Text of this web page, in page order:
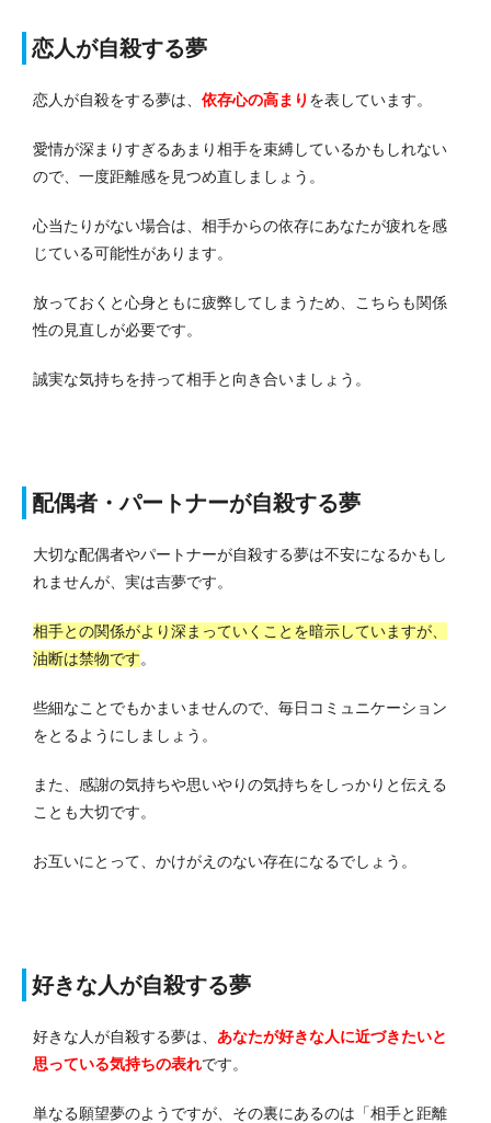
恋人が自殺する夢
恋人が自殺をする夢は、 依存心の高まり を表しています。
愛情が深まりすぎるあまり相手を束縛しているかもしれない
ので、一度距離感を見つめ直しましょう。
心当たりがない場合は、相手からの依存にあなたが疲れを感
じている可能性があります。
放っておくと心身ともに疲弊してしまうため、こちらも関係
性の見直しが必要です。
誠実な気持ちを持って相手と向き合いましょう。
配偶者・パートナーが自殺する夢
大切な配偶者やパートナーが自殺する夢は不安になるかもし
れませんが、実は吉夢です。
相手との関係がより深まっていくことを暗示していますが、
油断は禁物です。
些細なことでもかまいませんので、毎日コミュニケーション
をとるようにしましょう。
また、感謝の気持ちや思いやりの気持ちをしっかりと伝える
ことも大切です。
お互いにとって、かけがえのない存在になるでしょう。
好きな人が自殺する夢
好きな人が自殺する夢は、 あなたが好きな人に近づきたいと
思っている気持ちの表れです。
単なる願望夢のようですが、その裏にあるのは「相手と距離